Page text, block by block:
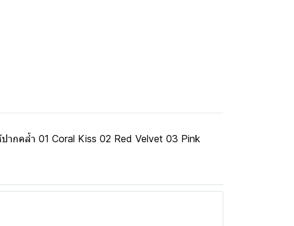
ากคล้ำ 01 Coral Kiss 02 Red Velvet 03 Pink